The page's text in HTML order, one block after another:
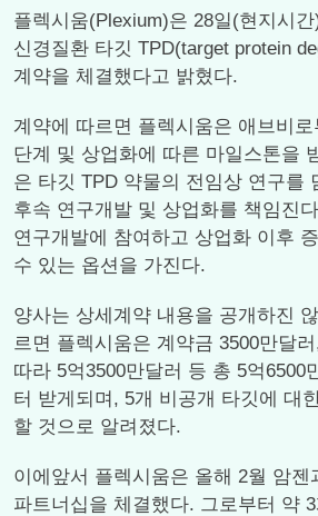
플렉시움(Plexium)은 28일(현지시
신경질환 타깃 TPD(target protein
계약을 체결했다고 밝혔다.
계약에 따르면 플렉시움은 애브비
단계 및 상업화에 따른 마일스톤을
은 타깃 TPD 약물의 전임상 연구를
후속 연구개발 및 상업화를 책임진
연구개발에 참여하고 상업화 이후
수 있는 옵션을 가진다.
양사는 상세계약 내용을 공개하진
르면 플렉시움은 계약금 3500만달
따라 5억3500만달러 등 총 5억6500
터 받게되며, 5개 비공개 타깃에 대
할 것으로 알려졌다.
이에앞서 플렉시움은 올해 2월 암젠
파트너십을 체결했다. 그로부터 약